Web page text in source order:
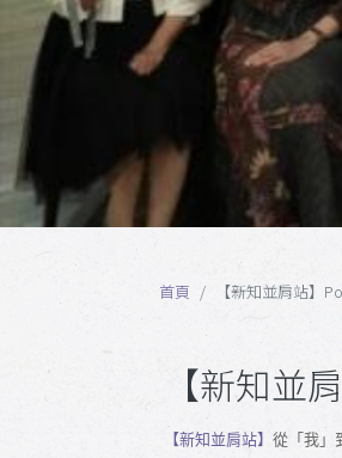
首頁 【新知並肩站】
【新知並
【新知並肩站】 從「我」